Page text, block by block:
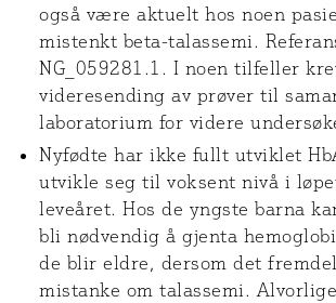
også være aktuelt hos noen
mistenkt beta-talassemi.
NG_059281.1. I noen tilfeller
videresending av prøver til
laboratorium for videre
Nyfødte har ikke fullt utviklet
utvikle seg til voksent nivå i
leveåret. Hos de yngste barna
bli nødvendig å gjenta
de blir eldre, dersom det
mistanke om talassemi.